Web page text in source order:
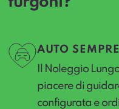
AUTO
Il Noleggio
piacere di
configurata e